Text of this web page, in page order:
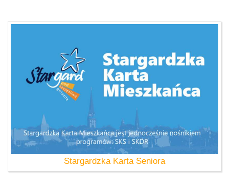
Stargardzka Karta Seniora